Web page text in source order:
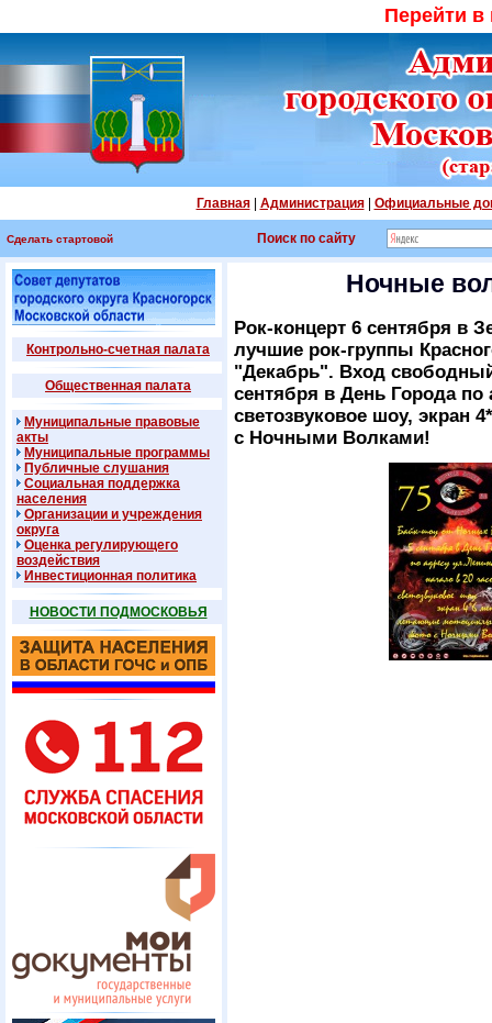
Перейти
Главная| Администрация| Официальные
Сделать стартовой Поиск по сайту
Контрольно-счетная палата
Общественная палата
Муниципальные правовые
акты
Муниципальные программы
Публичные слушания
Социальная поддержка
населения
Организации и учреждения
округа
Оценка регулирующего
воздействия
Инвестиционная политика
НОВОСТИ ПОДМОСКОВЬЯ
Ночные
Рок-концерт 6 сентября в
лучшие рок-группы
"Декабрь". Вход
сентября в День Города
светозвуковое шоу, экран
с Ночными Волками!